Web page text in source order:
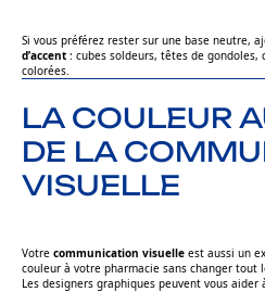
Si vous préférez rester sur une base neutre,
d’accent : cubes soldeurs, têtes de gondoles,
colorées.
LA COULEUR
DE LA
VISUELLE
Votre communication visuelle est aussi un
couleur à votre pharmacie sans changer tout
Les designers graphiques peuvent vous aider